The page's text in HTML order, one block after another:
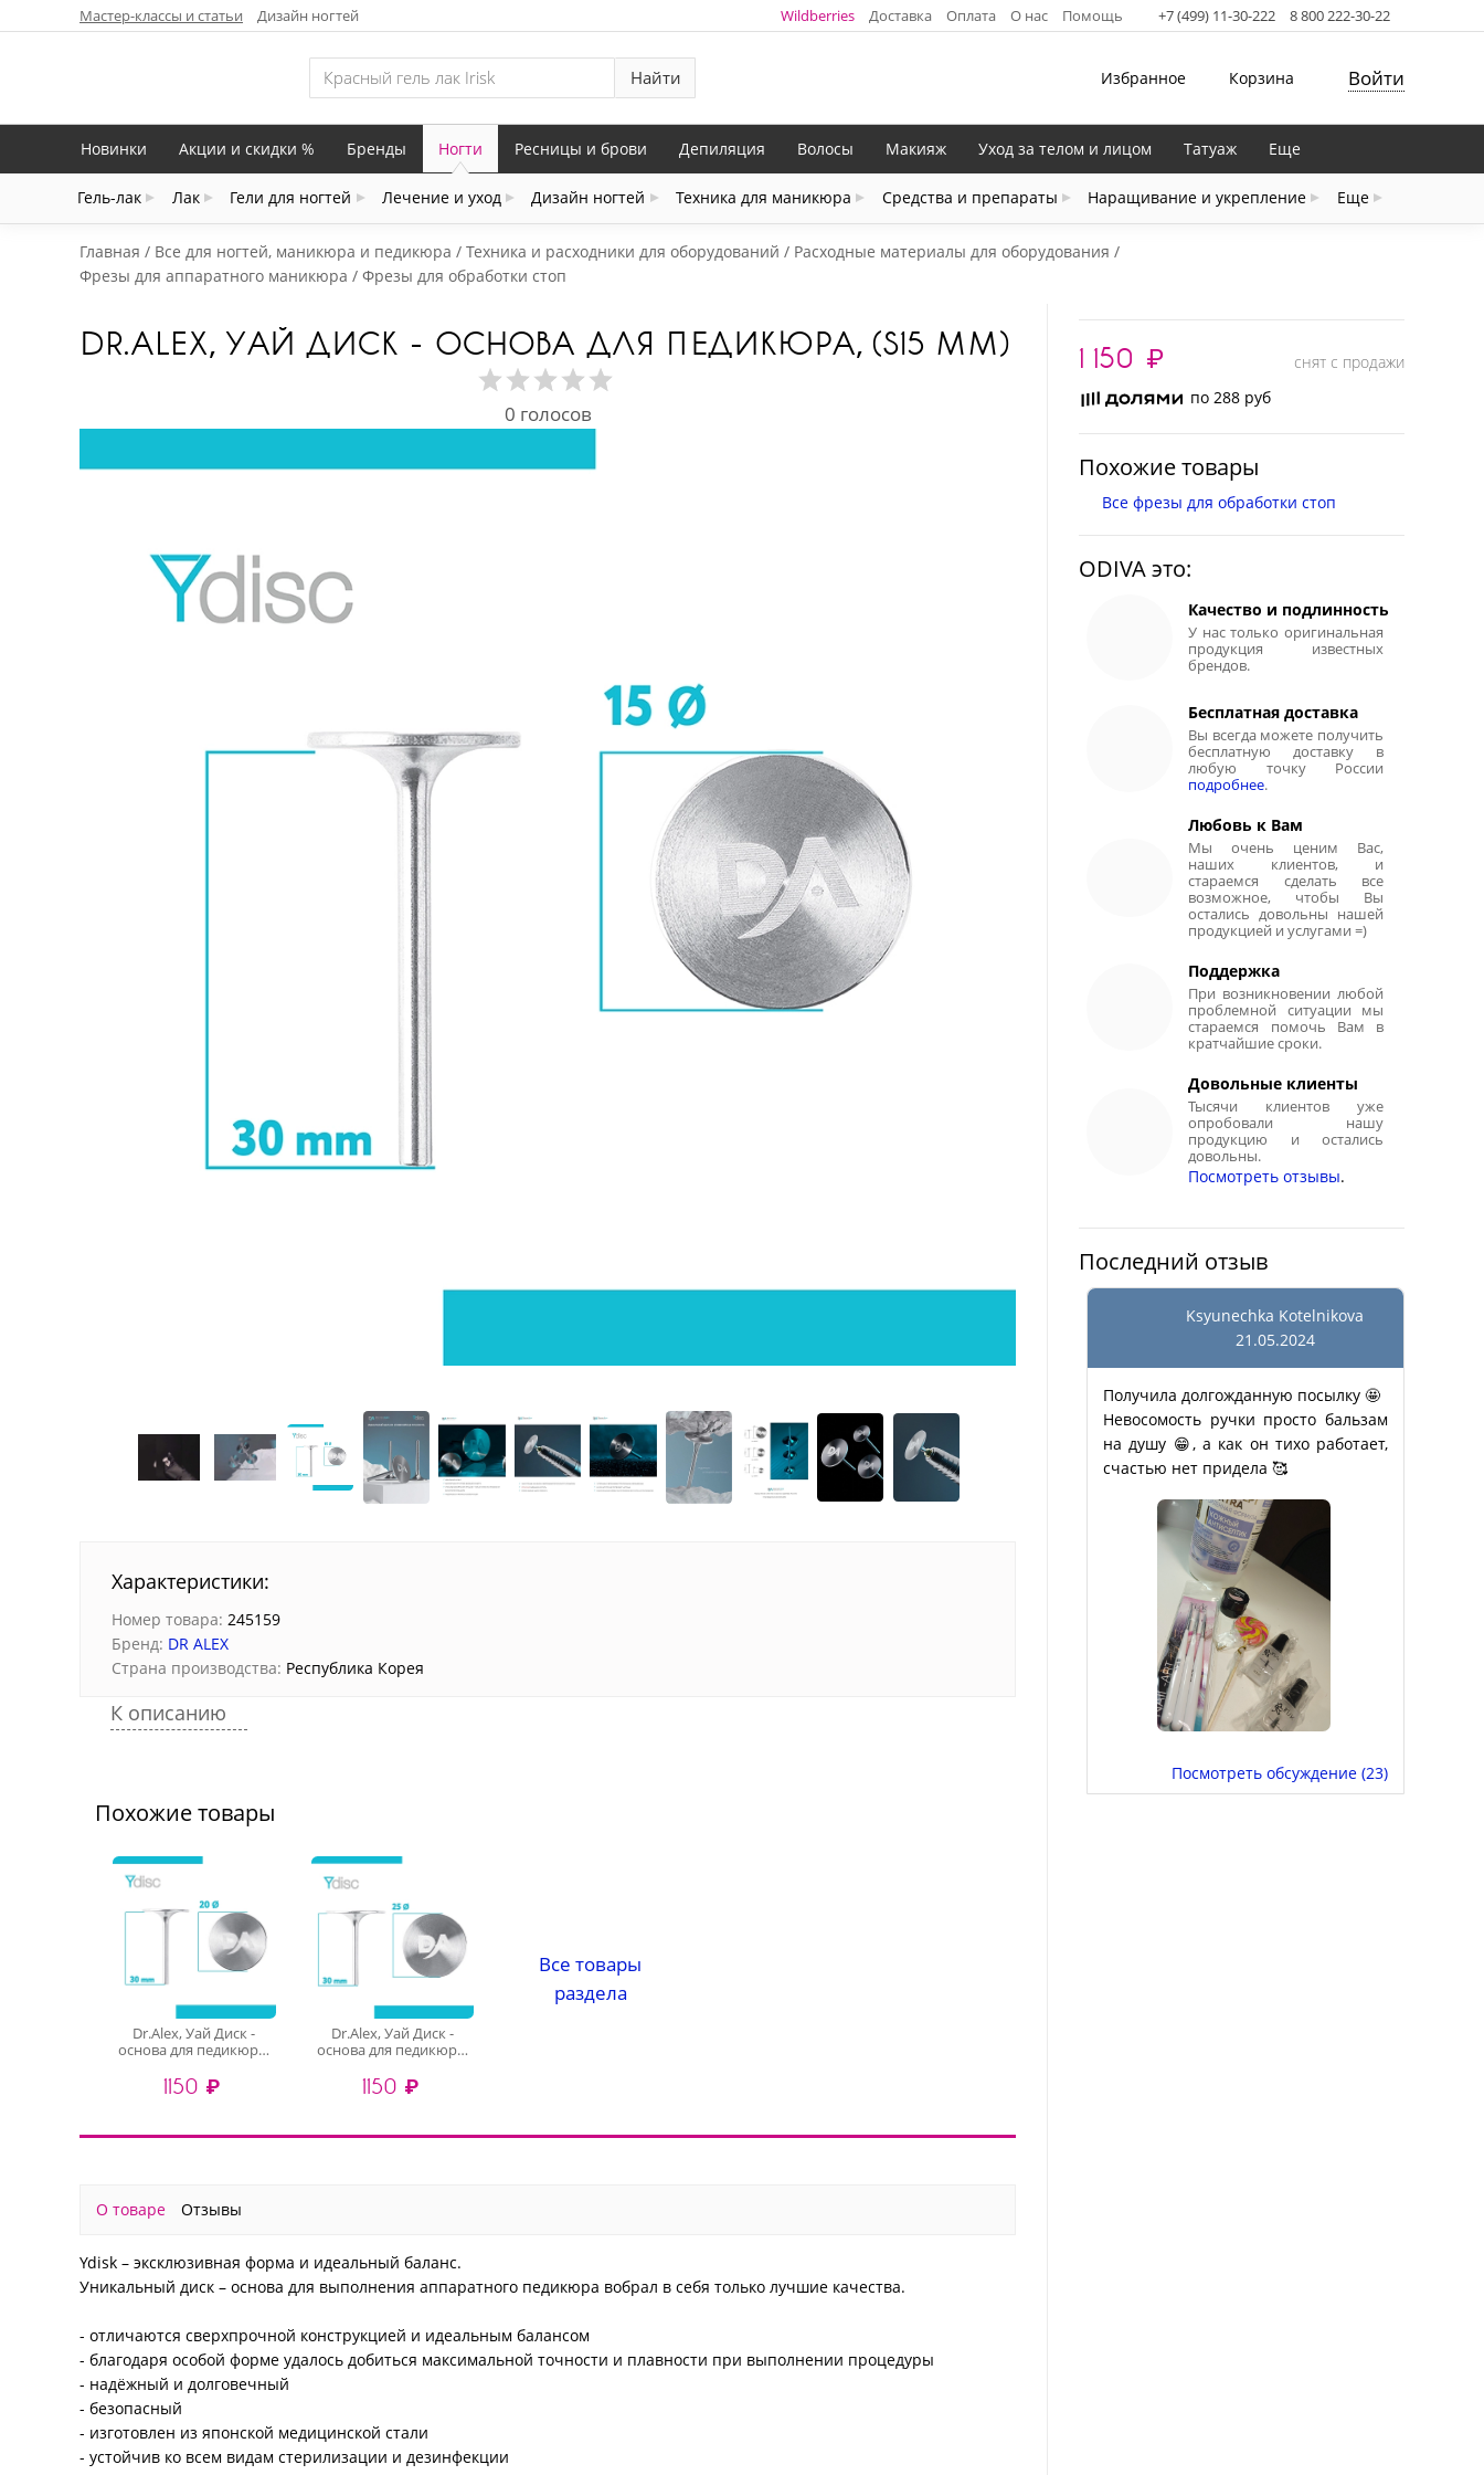
Мастер-классы и статьи Дизайн ногтей Wildberries Доставка Оплата О нас Помощь +7 (499) 11-30-222 8 800 222-30-22
Найти Избранное Корзина Войти
Новинки Акции и скидки % Бренды Ногти
Гель-лак Лак Гели для ногтей Лечение и уход Дизайн ногтей Техника для маникюра Средства и препараты Наращивание и укрепление Еще
Ресницы и брови Депиляция Волосы Макияж Уход за телом и лицом Татуаж Еще
Главная Все для ногтей, маникюра и педикюра Техника и расходники для оборудований
Расходные материалы для оборудования
Фрезы для аппаратного маникюра
Фрезы для обработки стоп
DR.ALEX, УАЙ ДИСК - ОСНОВА ДЛЯ ПЕДИКЮРА, (S15 ММ)
0 голосов
Характеристики:
Номер товара: 245159
Бренд: DR ALEX
Страна производства: Республика Корея
К описанию
Похожие товары
Dr.Alex, Уай Диск -
основа для педикюра,
1150 ₽
Dr.Alex, Уай Диск -
основа для педикюра,
1150 ₽
Все товары
раздела
О товаре Отзывы
Ydisk – эксклюзивная форма и идеальный баланс.
Уникальный диск – основа для выполнения аппаратного педикюра вобрал в себя только лучшие качества.
- отличаются сверхпрочной конструкцией и идеальным балансом
- благодаря особой форме удалось добиться максимальной точности и плавности при выполнении процедуры
- надёжный и долговечный
- безопасный
- изготовлен из японской медицинской стали
- устойчив ко всем видам стерилизации и дезинфекции
1 150 ₽
снят с продажи
по 288 руб
Похожие товары
Все фрезы для обработки стоп
ODIVA это:
Качество и подлинность
У нас только оригинальная
продукция известных
брендов.
Бесплатная доставка
Вы всегда можете получить
бесплатную доставку в
любую точку России
подробнее.
Любовь к Вам
Мы очень ценим Вас,
наших клиентов, и
стараемся сделать все
возможное, чтобы Вы
остались довольны нашей
продукцией и услугами =)
Поддержка
При возникновении любой
проблемной ситуации мы
стараемся помочь Вам в
кратчайшие сроки.
Довольные клиенты
Тысячи клиентов уже
опробовали нашу
продукцию и остались
довольны.
Посмотреть отзывы.
Последний отзыв
Ksyunechka Kotelnikova
21.05.2024
Получила долгожданную посылку 🤩
Невосомость ручки просто бальзам
на душу 😁, а как он тихо работает,
счастью нет придела 🥰
Посмотреть обсуждение (23)